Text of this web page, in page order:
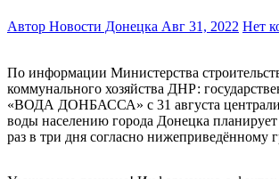
Автор Новости Донецка Авг 31, 2022 Нет
По информации Министерства строительства и жилищно-
коммунального хозяйства ДНР:
«ВОДА ДОНБАССА» с 31 августа
воды населению города Донецка планирует
раз в три дня согласно нижеприведённому